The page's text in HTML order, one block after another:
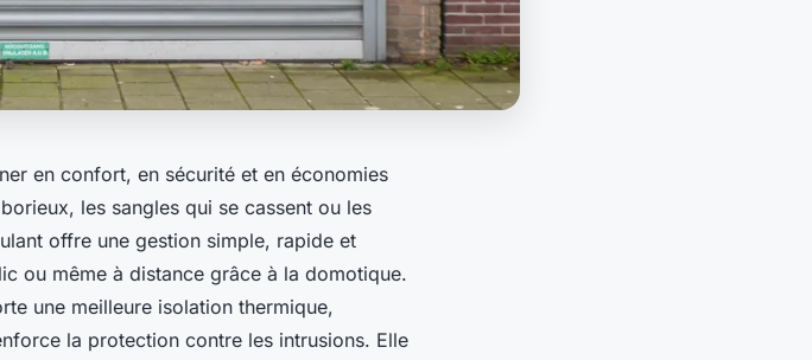
en confort, en sécurité et en économies
les sangles qui se cassent ou les
offre une gestion simple, rapide et
ou même à distance grâce à la domotique.
une meilleure isolation thermique,
la protection contre les intrusions. Elle